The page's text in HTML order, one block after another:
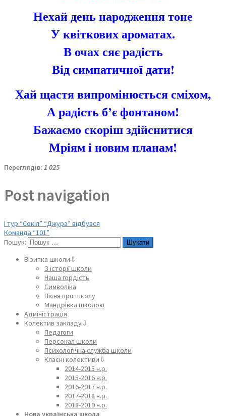
Нехай день народження тоне
У квіткових ароматах.
В очах сяє радість
Від симпатичної дати!
Хай щастя випромінюється сміхом,
А радість б’є фонтаном!
Бажаємо скоріш здійснитися
Мріям і новим планам!
Переглядів: 1 025
Post navigation
І тур “Сокіл” “Джура” відбувся
Команда “101”
Пошук:
Візитка школи⇩
З історії школи
Наша гордість
Символіка
Пісня про школу
Мандрівка школою
Адміністрація
Колектив закладу⇩
Педагоги
Персонал школи
Психологічна служба школи
Класні колективи⇩
2014-2015 н.р.
2015-2016 н.р.
2016-2017 н.р.
2017-2018 н.р.
2018-2019 н.р.
Нова українська школа